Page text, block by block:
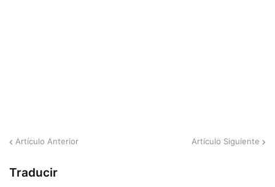
Artículo Anterior Artículo Siguiente
Traducir